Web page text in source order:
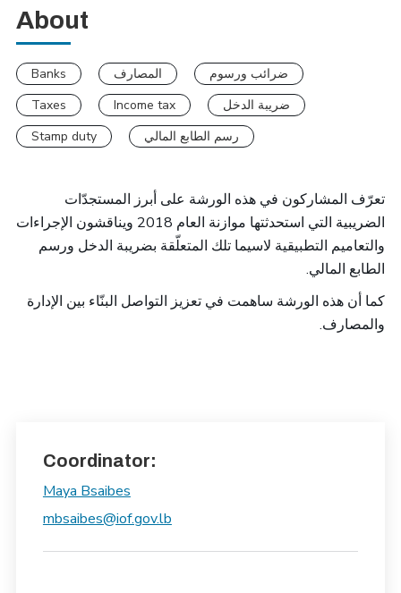
About
Banks المصارف
ضرائب ورسوم
Taxes
Income tax
ضريبة الدخل
Stamp duty
رسم الطابع المالي
تعرّف المشاركون في هذه الورشة على أبرز المستجدّات
الضريبية التي استحدثتها موازنة العام 2018 ويناقشون الإجراءات
والتعاميم التطبيقية لاسيما تلك المتعلّقة بضريبة الدخل ورسم
الطابع المالي.
كما أن هذه الورشة ساهمت في تعزيز التواصل البنّاء بين الإدارة
والمصارف.
Coordinator:
Maya Bsaibes
mbsaibes@iof.gov.lb